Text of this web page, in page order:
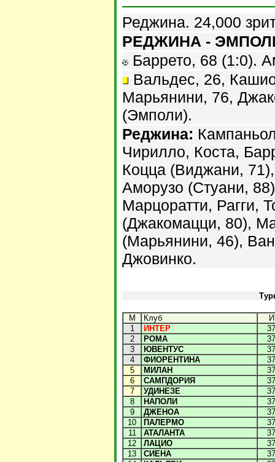
Реджина. 24,000
РЕДЖИНА -
Баррето, 68 (1:0).
Вальдес, 26,
Марьянини, 76,
(Эмполи).
Реджина:
Чирилло, Коста,
Коцца (Виджани,
Аморузо (Стуани,
Марцоратти, Рагги,
(Джакомацци, 80),
(Марьянини, 46),
Джовинко.
М Клуб
И
1
ИНТЕР
37
2
РОМА
37
3
ЮВЕНТУС
37
4
ФИОРЕНТИНА
37
5
МИЛАН
37
6
САМПДОРИЯ
37
7
УДИНЕЗЕ
37
8
НАПОЛИ
37
9
ДЖЕНОА
37
10
ПАЛЕРМО
37
11
АТАЛАНТА
37
12
ЛАЦИО
37
13
СИЕНА
37